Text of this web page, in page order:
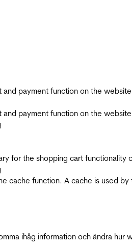
payment function on the
payment function on the
for the shopping cart functionality
cache function. A cache is used
ihåg information och ändra